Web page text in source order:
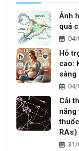
Ảnh
quả
04/
Hỗ
cao:
sàng
04/
Cải
năng
RAs)
31/